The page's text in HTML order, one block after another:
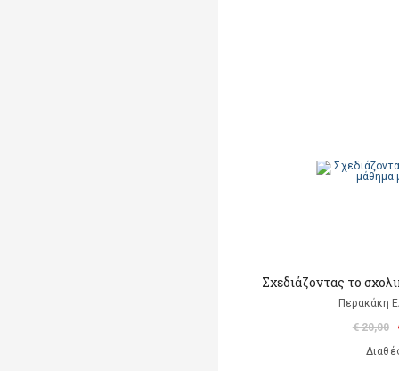
Σχεδιάζοντας το
Περακάκη
€ 20,00